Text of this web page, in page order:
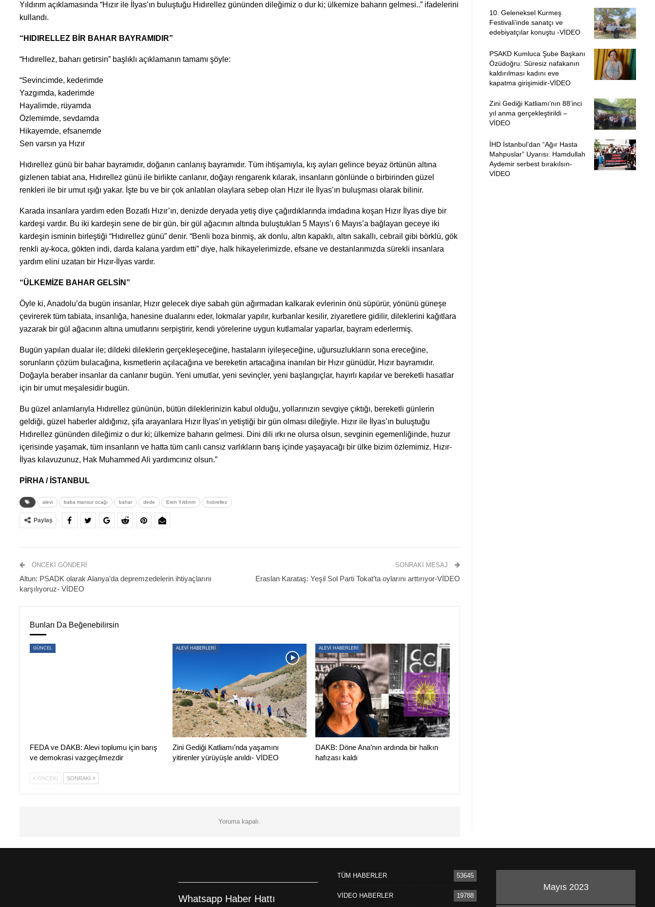
Yıldırım açıklamasında “Hızır ile İlyas’ın buluştuğu Hıdırellez gününden dileğimiz o dur ki; ülkemize baharın gelmesi..” ifadelerini
kullandı.
“HIDIRELLEZ BİR BAHAR BAYRAMIDIR”
“Hıdırellez, baharı getirsin” başlıklı açıklamanın tamamı şöyle:
“Sevincimde, kederimde
Yazgımda, kaderimde
Hayalimde, rüyamda
Özlemimde, sevdamda
Hikayemde, efsanemde
Sen varsın ya Hızır
Hıdırellez günü bir bahar bayramıdır, doğanın canlanış bayramıdır. Tüm ihtişamıyla, kış ayları gelince beyaz örtünün altına
gizlenen tabiat ana, Hıdırellez günü ile birlikte canlanır, doğayı rengarenk kılarak, insanların gönlünde o birbirinden güzel
renkleri ile bir umut ışığı yakar. İşte bu ve bir çok anlatılan olaylara sebep olan Hızır ile İlyas’ın buluşması olarak bilinir.
Karada insanlara yardım eden Bozatlı Hızır’ın, denizde deryada yetiş diye çağırdıklarında imdadına koşan Hızır İlyas diye bir
kardeşi vardır. Bu iki kardeşin sene de bir gün, bir gül ağacının altında buluştukları 5 Mayıs’ı 6 Mayıs’a bağlayan geceye iki
kardeşin isminin birleştiği “Hıdırellez günü” denir. “Benli boza binmiş, ak donlu, altın kapaklı, altın sakallı, cebrail gibi börklü, gök
renkli ay-koca, gökten indi, darda kalana yardım etti” diye, halk hikayelerimizde, efsane ve destanlarımızda sürekli insanlara
yardım elini uzatan bir Hızır-İlyas vardır.
“ÜLKEMİZE BAHAR GELSİN”
Öyle ki, Anadolu’da bugün insanlar, Hızır gelecek diye sabah gün ağırmadan kalkarak evlerinin önü süpürür, yönünü güneşe
çevirerek tüm tabiata, insanlığa, hanesine dualarını eder, lokmalar yapılır, kurbanlar kesilir, ziyaretlere gidilir, dileklerini kağıtlara
yazarak bir gül ağacının altına umutlarını serpiştirir, kendi yörelerine uygun kutlamalar yaparlar, bayram ederlermiş.
Bugün yapılan dualar ile; dildeki dileklerin gerçekleşeceğine, hastaların iyileşeceğine, uğursuzlukların sona ereceğine,
sorunların çözüm bulacağına, kısmetlerin açılacağına ve bereketin artacağına inanılan bir Hızır günüdür, Hızır bayramıdır.
Doğayla beraber insanlar da canlanır bugün. Yeni umutlar, yeni sevinçler, yeni başlangıçlar, hayırlı kapılar ve bereketli hasatlar
için bir umut meşalesidir bugün.
Bu güzel anlamlarıyla Hıdırellez gününün, bütün dileklerinizin kabul olduğu, yollarınızın sevgiye çıktığı, bereketli günlerin
geldiği, güzel haberler aldığınız, şifa arayanlara Hızır İlyas’ın yetiştiği bir gün olması dileğiyle. Hızır ile İlyas’ın buluştuğu
Hıdırellez gününden dileğimiz o dur ki; ülkemize baharın gelmesi. Dini dili ırkı ne olursa olsun, sevginin egemenliğinde, huzur
içerisinde yaşamak, tüm insanların ve hatta tüm canlı cansız varlıkların barış içinde yaşayacağı bir ülke bizim özlemimiz. Hızır-
İlyas kılavuzunuz, Hak Muhammed Ali yardımcınız olsun.”
PİRHA / İSTANBUL
alevi baba mansur ocağı bahar dede Eren Yıldırım hıdırellez
Paylaş
ÖNCEKI GÖNDERI
Altun: PSADK olarak Alanya’da depremzedelerin ihtiyaçlarını
karşılıyoruz- VİDEO
SONRAKI MESAJ
Eraslan Karataş: Yeşil Sol Parti Tokat’ta oylarını arttırıyor-VİDEO
Bunları Da Beğenebilirsin
GÜNCEL
FEDA ve DAKB: Alevi toplumu için barış
ve demokrasi vazgeçilmezdir
ALEVİ HABERLERİ
Zini Gediği Katliamı’nda yaşamını
yitirenler yürüyüşle anıldı- VİDEO
ALEVİ HABERLERİ
DAKB: Döne Ana’nın ardında bir halkın
hafızası kaldı
ÖNCEKI SONRAKI
Yoruma kapalı.
10. Geleneksel Kurmeş
Festivali’inde sanatçı ve
edebiyatçılar konuştu -VİDEO
PSAKD Kumluca Şube Başkanı
Özüdoğru: Süresiz nafakanın
kaldırılması kadını eve
kapatma girişimidir-VİDEO
Zini Gediği Katliamı’nın 88’inci
yıl anma gerçekleştirildi –
VİDEO
İHD İstanbul’dan “Ağır Hasta
Mahpuslar” Uyarısı: Hamdullah
Aydemir serbest bırakılsın-
VİDEO
Whatsapp Haber Hattı
TÜM HABERLER 53645
VİDEO HABERLER 19788
Mayıs 2023